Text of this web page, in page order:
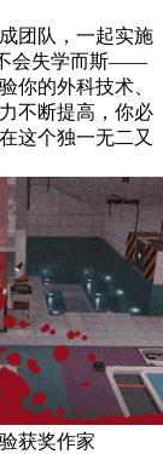
团队，一起实施
会失学而斯——
你的外科技术、
不断提高，你必
这个独一无二又
获奖作家